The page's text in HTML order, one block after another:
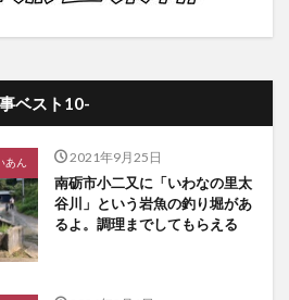
ベスト10-
あん 2021年9月25日
南砺市小二又に「いわなの里太
谷川」という岩魚の釣り堀があ
るよ。調理までしてもらえる